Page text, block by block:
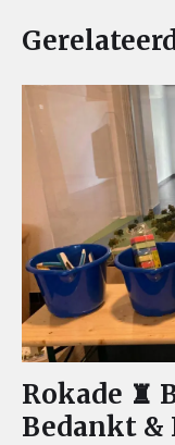
Rokade ♜
Bedankt &